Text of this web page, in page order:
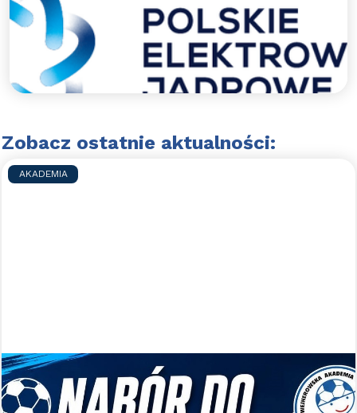
wsparcie.
Polskie Elektrownie Jądrowe wspierają WAPN
Błękitni Wejherowo.
Czytaj więcej >>
Zobacz ostatnie aktualności:
AKADEMIA
Nabory uzupełniające do WAPN
Błękitni Wejherowo